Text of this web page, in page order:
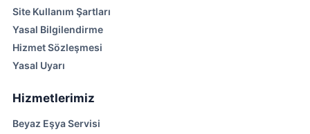
Site Kullanım Şartları
Yasal Bilgilendirme
Hizmet Sözleşmesi
Yasal Uyarı
Hizmetlerimiz
Beyaz Eşya Servisi